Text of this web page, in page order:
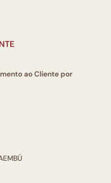
ao Cliente por